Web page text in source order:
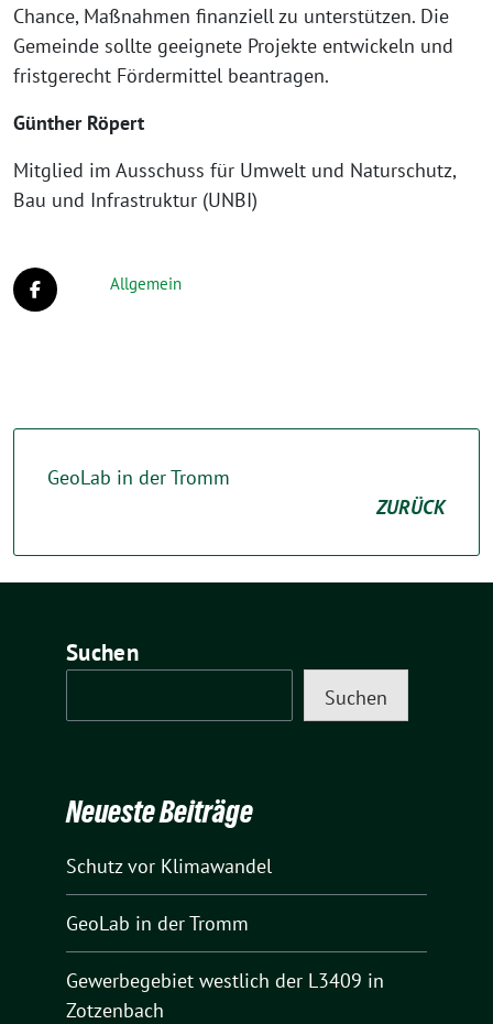
Chance, Maßnahmen finanziell zu unterstützen. Die
Gemeinde sollte geeignete Projekte entwickeln und
fristgerecht Fördermittel beantragen.
Günther Röpert
Mitglied im Ausschuss für Umwelt und Naturschutz,
Bau und Infrastruktur (UNBI)
Allgemein
GeoLab in der Tromm
ZURÜCK
Suchen
Suchen
Neueste Beiträge
Schutz vor Klimawandel
GeoLab in der Tromm
Gewerbegebiet westlich der L3409 in
Zotzenbach